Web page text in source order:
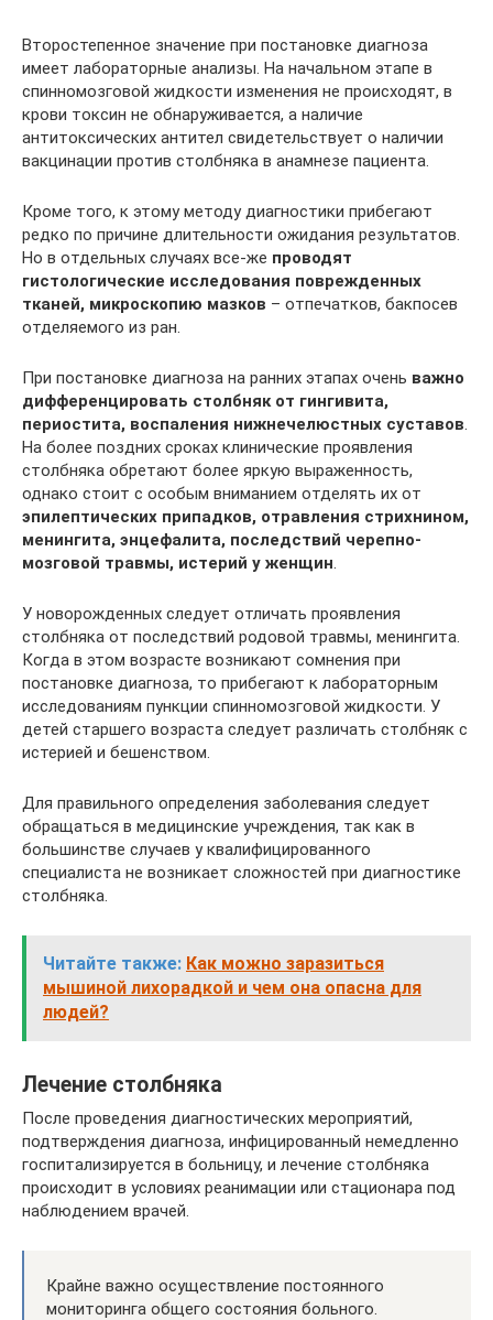
Второстепенное значение при постановке диагноза
имеет лабораторные анализы. На начальном этапе в
спинномозговой жидкости изменения не происходят, в
крови токсин не обнаруживается, а наличие
антитоксических антител свидетельствует о наличии
вакцинации против столбняка в анамнезе пациента.
Кроме того, к этому методу диагностики прибегают
редко по причине длительности ожидания результатов.
Но в отдельных случаях все-же проводят
гистологические исследования поврежденных
тканей, микроскопию мазков – отпечатков, бакпосев
отделяемого из ран.
При постановке диагноза на ранних этапах очень важно
дифференцировать столбняк от гингивита,
периостита, воспаления нижнечелюстных суставов
На более поздних сроках клинические проявления
столбняка обретают более яркую выраженность,
однако стоит с особым вниманием отделять их от
эпилептических припадков, отравления стрихнином,
менингита, энцефалита, последствий черепно-
мозговой травмы, истерий у женщин
У новорожденных следует отличать проявления
столбняка от последствий родовой травмы, менингита.
Когда в этом возрасте возникают сомнения при
постановке диагноза, то прибегают к лабораторным
исследованиям пункции спинномозговой жидкости. У
детей старшего возраста следует различать столбняк с
истерией и бешенством.
Для правильного определения заболевания следует
обращаться в медицинские учреждения, так как в
большинстве случаев у квалифицированного
специалиста не возникает сложностей при диагностике
столбняка.
Читайте также: Как можно заразиться
мышиной лихорадкой и чем она опасна для
людей?
Лечение столбняка
После проведения диагностических мероприятий,
подтверждения диагноза, инфицированный немедленно
госпитализируется в больницу, и лечение столбняка
происходит в условиях реанимации или стационара под
наблюдением врачей.
Крайне важно осуществление постоянного
мониторинга общего состояния больного.